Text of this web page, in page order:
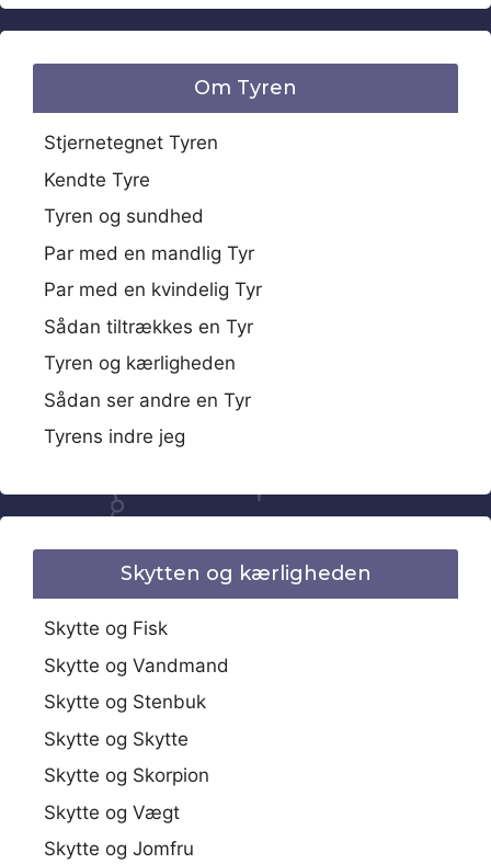
Om Tyren
Stjernetegnet Tyren
Kendte Tyre
Tyren og sundhed
Par med en mandlig Tyr
Par med en kvindelig Tyr
Sådan tiltrækkes en Tyr
Tyren og kærligheden
Sådan ser andre en Tyr
Tyrens indre jeg
Skytten og kærligheden
Skytte og Fisk
Skytte og Vandmand
Skytte og Stenbuk
Skytte og Skytte
Skytte og Skorpion
Skytte og Vægt
Skytte og Jomfru